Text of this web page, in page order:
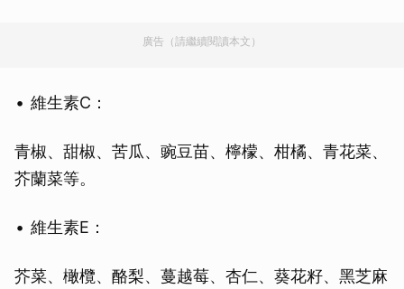
廣告（請繼續閱讀本文）
維生素C：
青椒、甜椒、苦瓜、豌豆苗、檸檬、柑橘、青花菜、
芥蘭菜等。
維生素E：
芥菜、橄欖、酪梨、蔓越莓、杏仁、葵花籽、黑芝麻